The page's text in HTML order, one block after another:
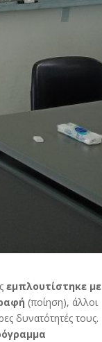
εμπλουτίστηκε με
(ποίηση), άλλοι
δυνατότητές τους.